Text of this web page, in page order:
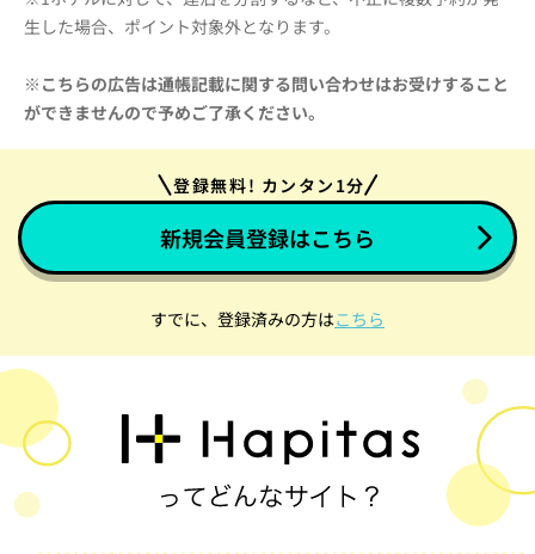
生した場合、ポイント対象外となります。
※こちらの広告は通帳記載に関する問い合わせはお受けすること
ができませんので予めご了承ください。
登録無料! カンタン1分
新規会員登録はこちら
すでに、登録済みの方はこちら